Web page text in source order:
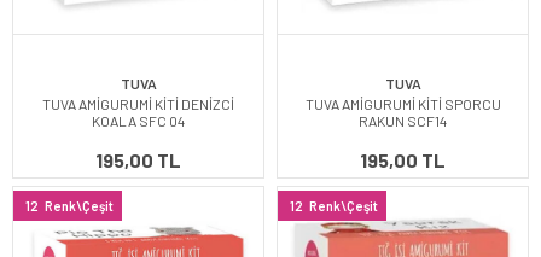
TUVA
TUVA AMİGURUMİ KİTİ DENİZCİ
KOALA SFC 04
195,00 TL
TUVA
TUVA AMİGURUMİ KİTİ SPORCU
RAKUN SCF14
195,00 TL
12 Renk\Çeşit 12 Renk\Çeşit